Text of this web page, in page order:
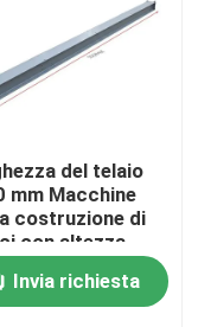
del telaio
mm Macchine
costruzione di
con altezza
mm e lunghezza
6000 mm
Invia richiesta